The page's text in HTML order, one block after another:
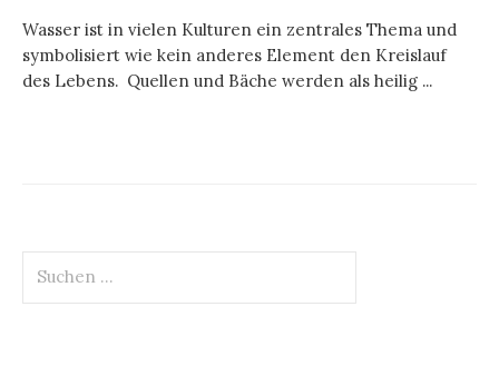
Wasser ist in vielen Kulturen ein zentrales Thema und
symbolisiert wie kein anderes Element den Kreislauf
des Lebens. Quellen und Bäche werden als heilig ...
nach: